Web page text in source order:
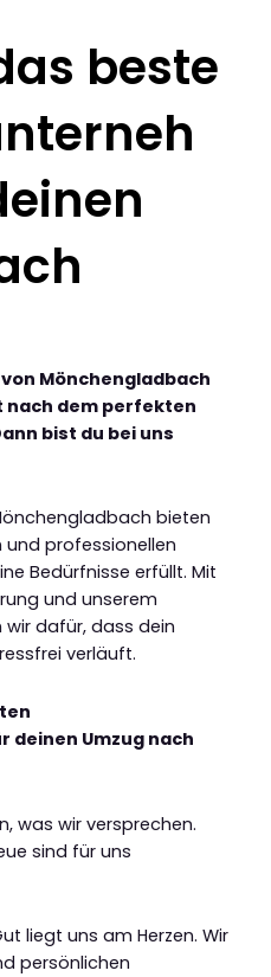
beste
Mönchengladbach
nach dem perfekten
bist du bei uns
bieten
professionellen
Bedürfnisse erfüllt. Mit
und unserem
dafür, dass dein
verläuft.
deinen Umzug nach
was wir versprechen.
sind für uns
liegt uns am Herzen. Wir
persönlichen